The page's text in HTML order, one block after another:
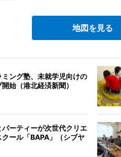
地図を見る
ング塾、未就学児向けの
始（港北経済新聞）
ーティーが次世代クリエ
ール「BAPA」（シブヤ